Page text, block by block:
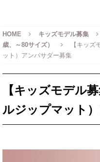
HOME キッズモデル募集
歳、～80サイズ）
【キッ
ット）アンバサダー募集
【キッズモデル
ルジップマット